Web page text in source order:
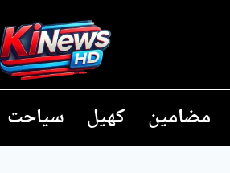
مضامین کھیل سیاحت